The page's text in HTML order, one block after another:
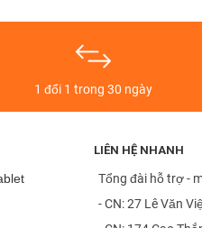
1 đổi 1 trong 30 ngày
LIÊN HỆ NHANH
Tổng đài hỗ trợ -
- CN: 27 Lê Văn